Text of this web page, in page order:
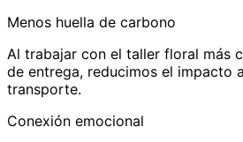
Menos huella de carbono
Al trabajar con el taller floral más
de entrega, reducimos el impacto
transporte.
Conexión emocional